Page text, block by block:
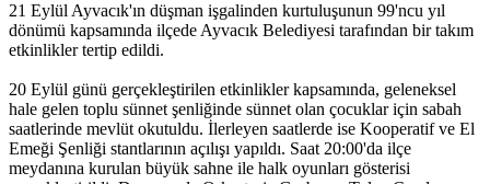
21 Eylül Ayvacık'ın düşman işgalinden kurtuluşunun 99'ncu yıl
dönümü kapsamında ilçede Ayvacık Belediyesi tarafından bir takım
etkinlikler tertip edildi.
20 Eylül günü gerçekleştirilen etkinlikler kapsamında, geleneksel
hale gelen toplu sünnet şenliğinde sünnet olan çocuklar için sabah
saatlerinde mevlüt okutuldu. İlerleyen saatlerde ise Kooperatif ve El
Emeği Şenliği stantlarının açılışı yapıldı. Saat 20:00'da ilçe
meydanına kurulan büyük sahne ile halk oyunları gösterisi